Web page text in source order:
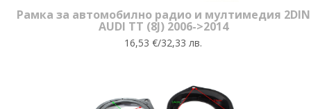
Рамка за автомобилно радио и мултимедия 2DIN
AUDI TT (8J) 2006->2014
16,53 €/32,33 лв.